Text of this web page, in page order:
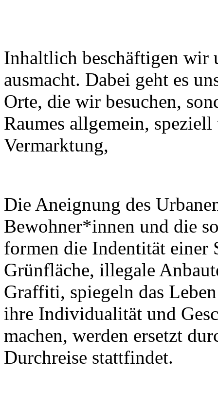
Inhaltlich beschäftigen wir
ausmacht. Dabei geht es
Orte, die wir besuchen,
Raumes allgemein,
Vermarktung,
Die Aneignung des
Bewohner*innen und die
formen die Indentität einer
Grünfläche, illegale
Graffiti, spiegeln das
ihre Individualität und
machen, werden ersetzt
Durchreise stattfindet.